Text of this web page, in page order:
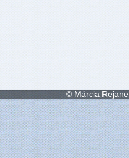
© Márcia